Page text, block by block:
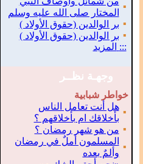
▪
المختار صلى الله عليه وسلم
▪ بر الوالدين (حقوق الأولاد )
▪ بر الوالدين (حقوق الأولاد )
::: المزيد
وجهـة نظــر
خواطر شبابية
▪
هل أنت تعامل الناس
بأخلاقك ام بأخلاقهم ؟
▪ من هو شهر رمضان ؟
▪
المسلمون أملٌ في رمضان
وألمٌ بعده